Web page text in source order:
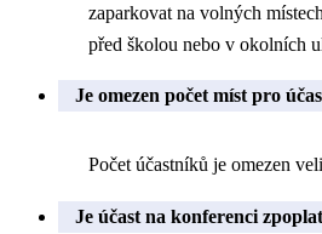
zaparkovat na volných
před školou nebo v okolních
Je omezen počet míst pro
Počet účastníků je omezen
Je účast na konferenci